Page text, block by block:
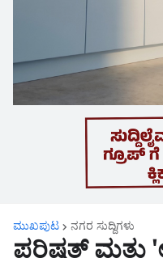
ಮುಖಪುಟ ನಗರ‌ ಸುದ್ದಿಗಳು